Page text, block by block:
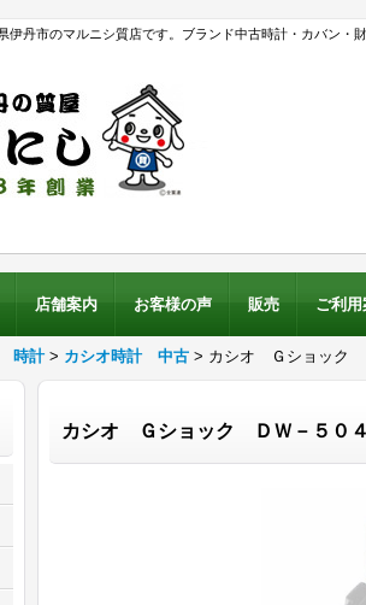
伊丹市のマルニシ質店です。ブランド中古時計・カバン・
店舗案内 お客様の声 販売 ご利
時計 > カシオ時計 中古 > カシオ Ｇショック
カシオ Ｇショック ＤＷ－５０